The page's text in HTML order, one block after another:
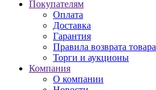
Покупателям
Оплата
Доставка
Гарантия
Правила возврата товара
Торги и аукционы
Компания
О компании